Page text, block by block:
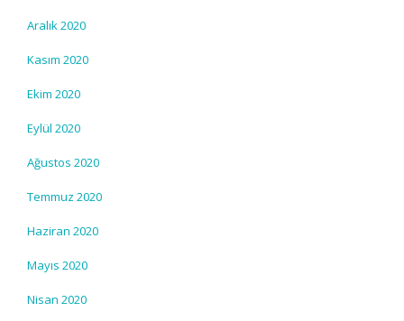
Aralık 2020
Kasım 2020
Ekim 2020
Eylül 2020
Ağustos 2020
Temmuz 2020
Haziran 2020
Mayıs 2020
Nisan 2020